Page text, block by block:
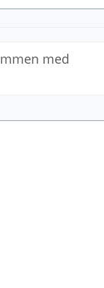
med